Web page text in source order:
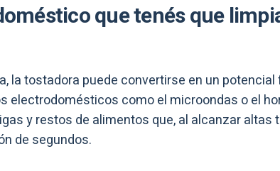
que tenés que
la tostadora puede convertirse en un potencial
electrodomésticos como el microondas o el
y restos de alimentos que, al alcanzar altas
de segundos.